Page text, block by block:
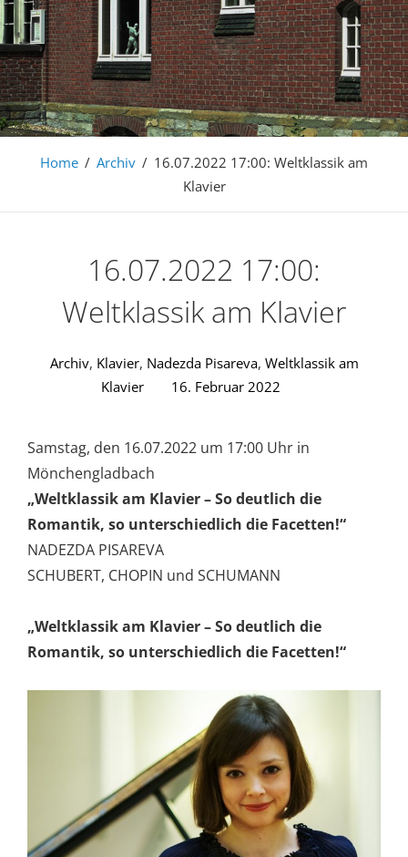
Home / Archiv / 16.07.2022 17:00: Weltklassik am
Klavier
16.07.2022 17:00:
Weltklassik am Klavier
Archiv, Klavier, Nadezda Pisareva, Weltklassik am
Klavier
16. Februar 2022
Samstag, den 16.07.2022 um 17:00 Uhr in
Mönchengladbach
„Weltklassik am Klavier – So deutlich die
Romantik, so unterschiedlich die Facetten!“
NADEZDA PISAREVA
SCHUBERT, CHOPIN und SCHUMANN
„Weltklassik am Klavier – So deutlich die
Romantik, so unterschiedlich die Facetten!“